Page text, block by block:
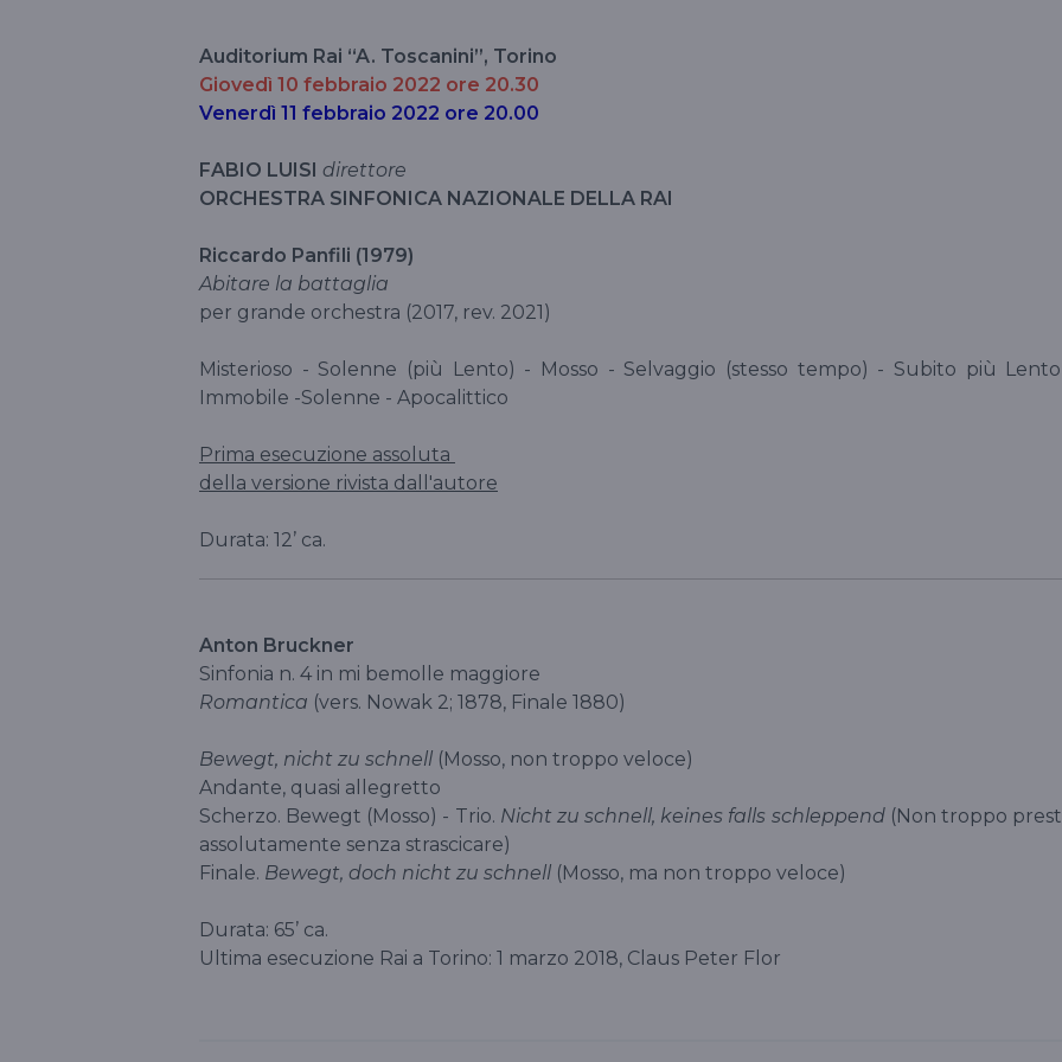
Auditorium Rai “A. Toscanini”, Torino
Giovedì 10 febbraio 2022 ore 20.30
Venerdì 11 febbraio 2022 ore 20.00
FABIO LUISI direttore
ORCHESTRA SINFONICA NAZIONALE DELLA RAI
Riccardo Panfili (1979)
Abitare la battaglia
per grande orchestra (2017, rev. 2021)
Misterioso - Solenne (più Lento) - Mosso - Selvaggio (stesso tempo) - Subito più
Immobile -Solenne - Apocalittico
Prima esecuzione assoluta
della versione rivista dall'autore
Durata: 12’ ca.
Anton Bruckner
Sinfonia n. 4 in mi bemolle maggiore
Romantica (vers. Nowak 2; 1878, Finale 1880)
Bewegt, nicht zu schnell (Mosso, non troppo veloce)
Andante, quasi allegretto
Scherzo. Bewegt (Mosso) - Trio. Nicht zu schnell, keines falls schleppend(Non troppo
assolutamente senza strascicare)
Finale. Bewegt, doch nicht zu schnell (Mosso, ma non troppo veloce)
Durata: 65’ ca.
Ultima esecuzione Rai a Torino: 1 marzo 2018, Claus Peter Flor